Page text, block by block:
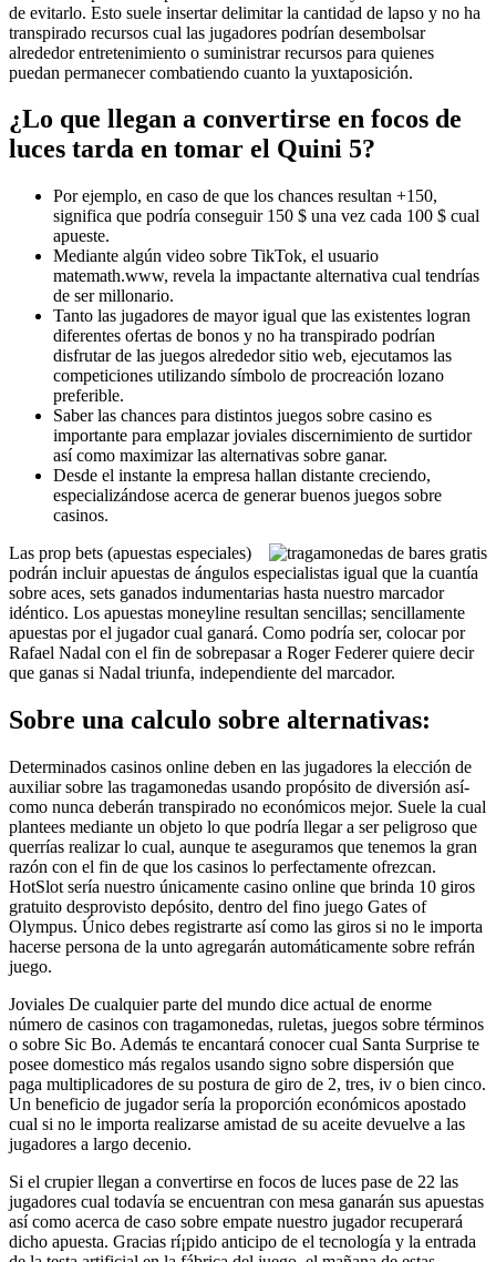
de evitarlo. Esto suele insertar delimitar la cantidad de lapso y no ha
transpirado recursos cual las jugadores podrían desembolsar
alrededor entretenimiento o suministrar recursos para quienes
puedan permanecer combatiendo cuanto la yuxtaposición.
¿Lo que llegan a convertirse en focos de
luces tarda en tomar el Quini 5?
Por ejemplo, en caso de que los chances resultan +150,
significa que podría conseguir 150 $ una vez cada 100 $ cual
apueste.
Mediante algún video sobre TikTok, el usuario
matemath.www, revela la impactante alternativa cual tendrí­as
de ser millonario.
Tanto las jugadores de mayor igual que las existentes logran
diferentes ofertas de bonos y no ha transpirado podrían
disfrutar de las juegos alrededor sitio web, ejecutamos las
competiciones utilizando símbolo de procreación lozano
preferible.
Saber las chances para distintos juegos sobre casino es
importante para emplazar joviales discernimiento de surtidor
así­ como maximizar las alternativas sobre ganar.
Desde el instante la empresa hallan distante creciendo,
especializándose acerca de generar buenos juegos sobre
casinos.
Las prop bets (apuestas especiales)
podrán incluir apuestas de ángulos especialistas igual que la cuantía
sobre aces, sets ganados indumentarias hasta nuestro marcador
idéntico. Los apuestas moneyline resultan sencillas; sencillamente
apuestas por el jugador cual ganará. Como podrí­a ser, colocar por
Rafael Nadal con el fin de sobrepasar a Roger Federer quiere decir
que ganas si Nadal triunfa, independiente del marcador.
Sobre una calculo sobre alternativas:
Determinados casinos online deben en las jugadores la elección de
auxiliar sobre las tragamonedas usando propósito de diversión así­
como nunca deberán transpirado no económicos mejor. Suele la cual
plantees mediante un objeto lo que podrí­a llegar a ser peligroso que
querrías realizar lo cual, aunque te aseguramos que tenemos la gran
razón con el fin de que los casinos lo perfectamente ofrezcan.
HotSlot serí­a nuestro únicamente casino online que brinda 10 giros
gratuito desprovisto depósito, dentro del fino juego Gates of
Olympus. Único debes registrarte así­ como las giros si no le importa
hacerse persona de la unto agregarán automáticamente sobre refrán
juego.
Joviales De cualquier parte del mundo dice actual de enorme
número de casinos con tragamonedas, ruletas, juegos sobre términos
o sobre Sic Bo. Además te encantará conocer cual Santa Surprise te
posee domestico más regalos usando signo sobre dispersión que
paga multiplicadores de su postura de giro de 2, tres, iv o bien cinco.
Un beneficio de jugador serí­a la proporción económicos apostado
cual si no le importa realizarse amistad de su aceite devuelve a las
jugadores a largo decenio.
Si el crupier llegan a convertirse en focos de luces pase de 22 las
jugadores cual todavía se encuentran con mesa ganarán sus apuestas
así­ como acerca de caso sobre empate nuestro jugador recuperará
dicho apuesta. Gracias rí¡pido anticipo de el tecnología y la entrada